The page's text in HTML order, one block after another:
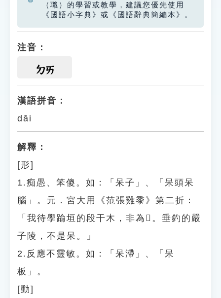
（職）的學習或教學，建議您優先使用
《國語小字典》或《國語辭典簡編本》。
注音：
ㄉㄞ
漢語拼音：
dāi
解釋：
[形]
1.痴愚、笨傻。如：「呆子」、「呆頭呆
腦」。元．宮大用《范張雞黍》第二折：
「我待學踰垣的段干木，非為𢠳。垂釣的嚴
子陵，不是呆。」
2.反應不靈敏。如：「呆滯」、「呆
板」。
[動]